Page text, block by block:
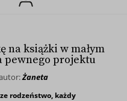
na książki w małym
pewnego projektu
Żaneta
rodzeństwo, każdy